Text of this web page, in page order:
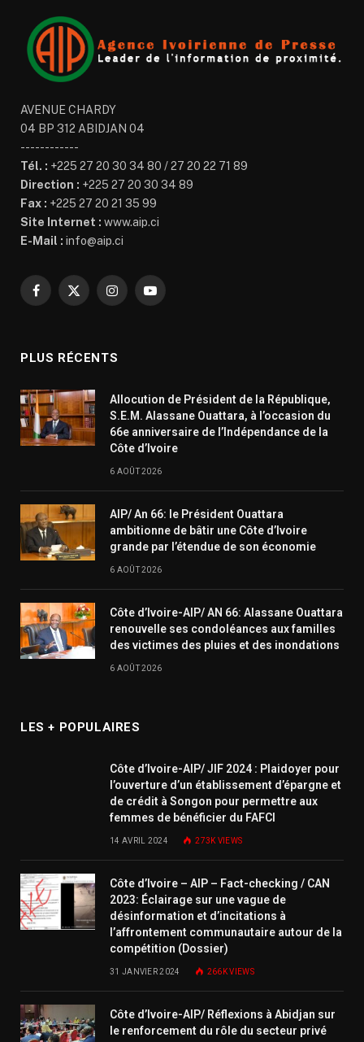
AVENUE CHARDY
04 BP 312 ABIDJAN 04
------------
Tél. : +225 27 20 30 34 80 / 27 20 22 71 89
Direction : +225 27 20 30 34 89
Fax : +225 27 20 21 35 99
Site Internet : www.aip.ci
E-Mail : info@aip.ci
Facebook
X
InstagramYouTube
PLUS RÉCENTS
Allocution de Président de la République,
S.E.M. Alassane Ouattara, à l’occasion du
66e anniversaire de l’Indépendance de la
Côte d’Ivoire
6 AOÛT 2026
AIP/ An 66: le Président Ouattara
ambitionne de bâtir une Côte d’Ivoire
grande par l’étendue de son économie
6 AOÛT 2026
Côte d’Ivoire-AIP/ AN 66: Alassane Ouattara
renouvelle ses condoléances aux familles
des victimes des pluies et des inondations
6 AOÛT 2026
LES + POPULAIRES
Côte d’Ivoire-AIP/ JIF 2024 : Plaidoyer pour
l’ouverture d’un établissement d’épargne et
de crédit à Songon pour permettre aux
femmes de bénéficier du FAFCI
14 AVRIL 2024 273K VIEWS
Côte d’Ivoire – AIP – Fact-checking / CAN
2023: Éclairage sur une vague de
désinformation et d’incitations à
l’affrontement communautaire autour de la
compétition (Dossier)
31 JANVIER 2024 266KVIEWS
Côte d’Ivoire-AIP/ Réflexions à Abidjan sur
le renforcement du rôle du secteur privé